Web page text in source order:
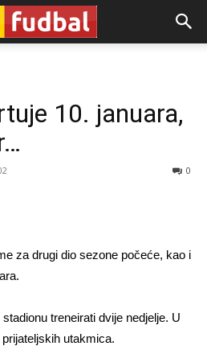
10. januara,
0
za drugi dio sezone počeće, kao i
treneirati dvije nedjelje. U
utakmica.